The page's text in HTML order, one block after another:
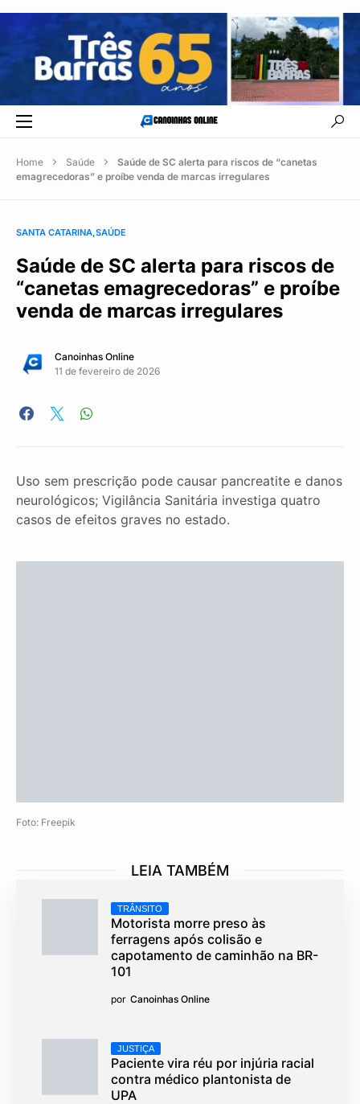
Home Saúde
Saúde de SC alerta para riscos de “canetas
emagrecedoras” e proíbe venda de marcas irregulares
SANTA CATARINA SAÚDE
Saúde de SC alerta para riscos de
“canetas emagrecedoras” e proíbe
venda de marcas irregulares
Canoinhas Online
11 de fevereiro de 2026
Uso sem prescrição pode causar pancreatite e danos
neurológicos; Vigilância Sanitária investiga quatro
casos de efeitos graves no estado.
Foto: Freepik
LEIA TAMBÉM
TRÂNSITO
Motorista morre preso às
ferragens após colisão e
capotamento de caminhão na BR-
101
por Canoinhas Online
JUSTIÇA
Paciente vira réu por injúria racial
contra médico plantonista de
UPA